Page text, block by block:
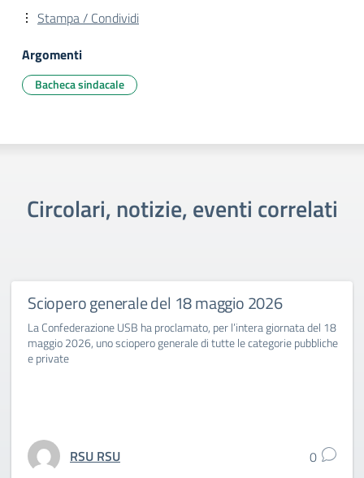
Stampa / Condividi
Argomenti
Bacheca sindacale
Circolari, notizie, eventi correlati
Sciopero generale del 18 maggio 2026
La Confederazione USB ha proclamato, per l’intera giornata del 18
maggio 2026, uno sciopero generale di tutte le categorie pubbliche
e private
RSU RSU 0